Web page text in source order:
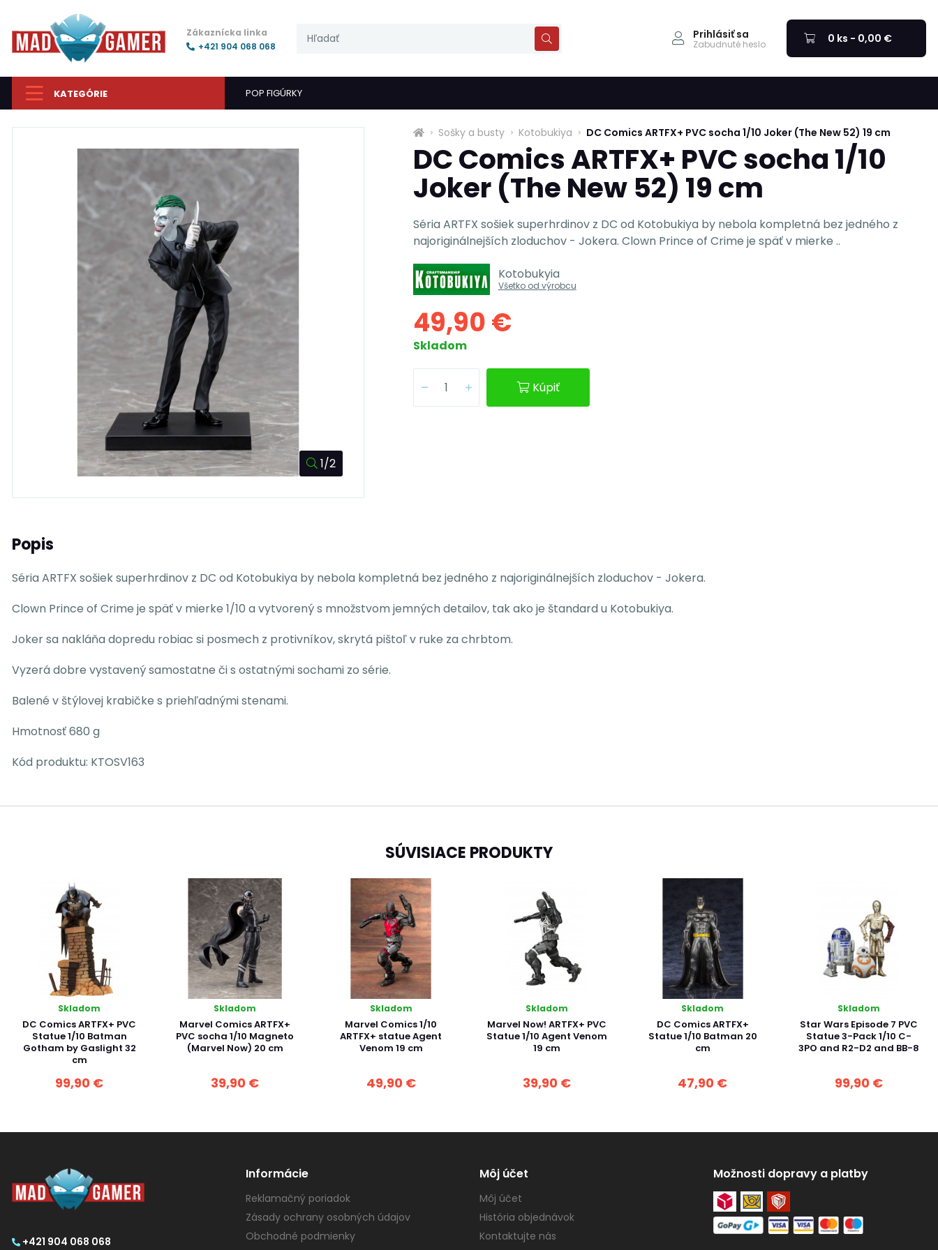
Zákaznícka linka
+421 904 068 068
Prihlásiť sa
Zabudnuté heslo 0 ks - 0,00 €
KATEGÓRIE POP FIGÚRKY
1/2
Sošky a busty Kotobukiya DC Comics ARTFX+ PVC socha 1/10 Joker (The New 52) 19 cm
DC Comics ARTFX+ PVC socha 1/10
Joker (The New 52) 19 cm
Séria ARTFX sošiek superhrdinov z DC od Kotobukiya by nebola kompletná bez jedného z
najoriginálnejších zloduchov - Jokera. Clown Prince of Crime je späť v mierke ..
Kotobukyia
Všetko od výrobcu
49,90 €
Skladom
Kúpiť
Popis
Séria ARTFX sošiek superhrdinov z DC od Kotobukiya by nebola kompletná bez jedného z najoriginálnejších zloduchov - Jokera.
Clown Prince of Crime je späť v mierke 1/10 a vytvorený s množstvom jemných detailov, tak ako je štandard u Kotobukiya.
Joker sa nakláňa dopredu robiac si posmech z protivníkov, skrytá pištoľ v ruke za chrbtom.
Vyzerá dobre vystavený samostatne či s ostatnými sochami zo série.
Balené v štýlovej krabičke s priehľadnými stenami.
Hmotnosť 680 g
Kód produktu: KTOSV163
SÚVISIACE PRODUKTY
Skladom
DC Comics ARTFX+ PVC
Statue 1/10 Batman
Gotham by Gaslight 32
cm
99,90 €
Skladom
Marvel Comics ARTFX+
PVC socha 1/10 Magneto
(Marvel Now) 20 cm
39,90 €
Skladom
Marvel Comics 1/10
ARTFX+ statue Agent
Venom 19 cm
49,90 €
Skladom
Marvel Now! ARTFX+ PVC
Statue 1/10 Agent Venom
19 cm
39,90 €
Skladom
DC Comics ARTFX+
Statue 1/10 Batman 20
cm
47,90 €
Skladom
Star Wars Episode 7 PVC
Statue 3-Pack 1/10 C-
3PO and R2-D2 and BB-8
99,90 €
+421 904 068 068
Informácie
Reklamačný poriadok
Zásady ochrany osobných údajov
Obchodné podmienky
Môj účet
Môj účet
História objednávok
Kontaktujte nás
Možnosti dopravy a platby